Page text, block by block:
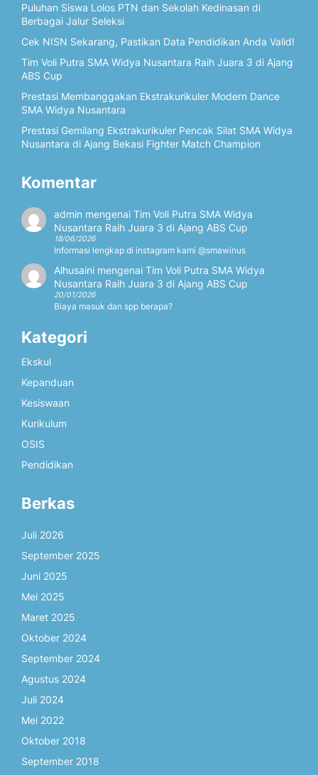
Puluhan Siswa Lolos PTN dan Sekolah Kedinasan di
Berbagai Jalur Seleksi
Cek NISN Sekarang, Pastikan Data Pendidikan Anda Valid!
Tim Voli Putra SMA Widya Nusantara Raih Juara 3 di Ajang
ABS Cup
Prestasi Membanggakan Ekstrakurikuler Modern Dance
SMA Widya Nusantara
Prestasi Gemilang Ekstrakurikuler Pencak Silat SMA Widya
Nusantara di Ajang Bekasi Fighter Match Champion
Komentar
admin mengenai Tim Voli Putra SMA Widya
Nusantara Raih Juara 3 di Ajang ABS Cup
18/06/2026
Informasi lengkap di instagram kami @smawinus
Alhusainimengenai Tim Voli Putra SMA Widya
Nusantara Raih Juara 3 di Ajang ABS Cup
20/01/2026
Biaya masuk dan spp berapa?
Kategori
Ekskul
Kepanduan
Kesiswaan
Kurikulum
OSIS
Pendidikan
Berkas
Juli 2026
September 2025
Juni 2025
Mei 2025
Maret 2025
Oktober 2024
September 2024
Agustus 2024
Juli 2024
Mei 2022
Oktober 2018
September 2018